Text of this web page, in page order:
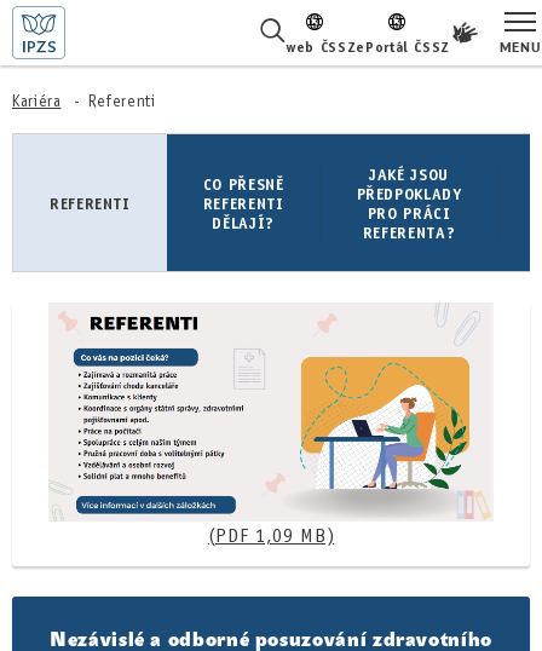
web ČSSZePortál ČSSZ MENU
ŽIVOTNÍ SITUACE
O NÁS
KARIÉRA
PRO LÉKAŘE
PRO MÉDIA
KONTAKTY
Kariéra Referenti
REFERENTI
CO PŘESNĚ
REFERENTI
DĚLAJÍ?
JAKÉ JSOU
PŘEDPOKLADY
PRO PRÁCI
REFERENTA?
(PDF 1,09 MB)
Nezávislé a odborné posuzování zdravotního